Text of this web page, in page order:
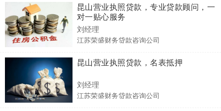
昆山营业执照贷款，专业贷款顾问，一
对一贴心服务
刘经理
江苏荣盛财务贷款咨询公司
昆山营业执照贷款，名表抵押
刘经理
江苏荣盛财务贷款咨询公司